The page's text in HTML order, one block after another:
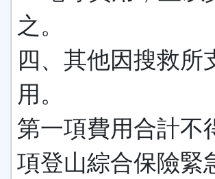
之。
四、其他因搜救所
用。
第一項費用合計不
項登山綜合保險緊